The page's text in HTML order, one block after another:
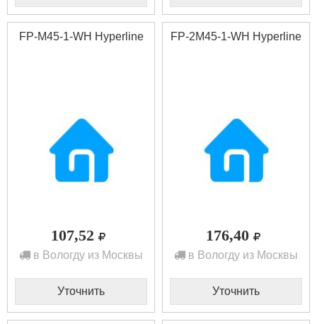
FP-M45-1-WH Hyperline
107,52
в Вологду из Москвы
Уточнить
FP-2M45-1-WH Hyperline
176,40
в Вологду из Москвы
Уточнить